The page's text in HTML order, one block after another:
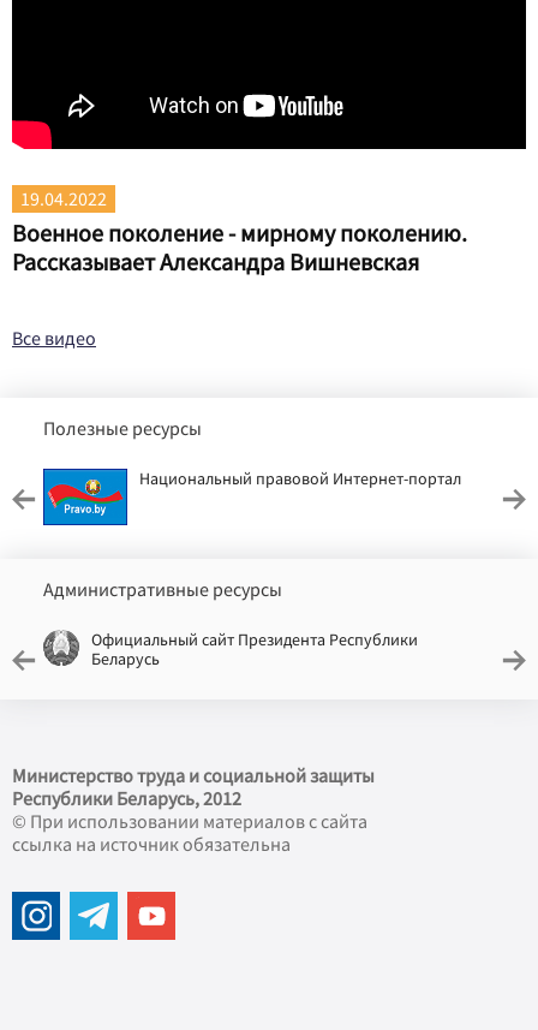
19.04.2022
Военное поколение - мирному поколению.
Рассказывает Александра Вишневская
Все видео
Полезные ресурсы
Национальный правовой Интернет-портал
Административные ресурсы
Официальный сайт Президента Республики
Беларусь
Министерство труда и социальной защиты
Республики Беларусь, 2012
© При использовании материалов с сайта
ссылка на источник обязательна